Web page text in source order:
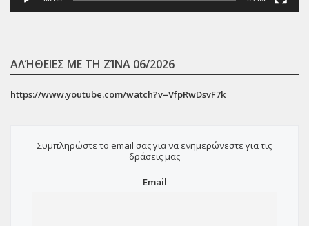
ΑΛΉΘΕΙΕΣ ΜΕ ΤΗ ΖΊΝΑ 06/2026
https://www.youtube.com/watch?v=VfpRwDsvF7k
Συμπληρώστε το email σας για να ενημερώνεστε για τις
δράσεις μας
Email